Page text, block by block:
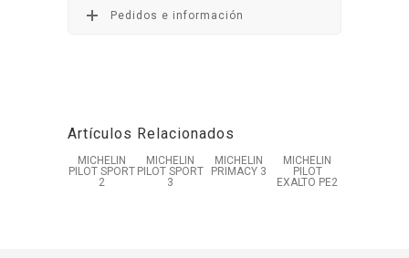
Pedidos e información
Artículos Relacionados
MICHELIN
PILOT SPORT
2
MICHELIN
PILOT SPORT
3
MICHELIN
PRIMACY 3
MICHELIN
PILOT
EXALTO PE2